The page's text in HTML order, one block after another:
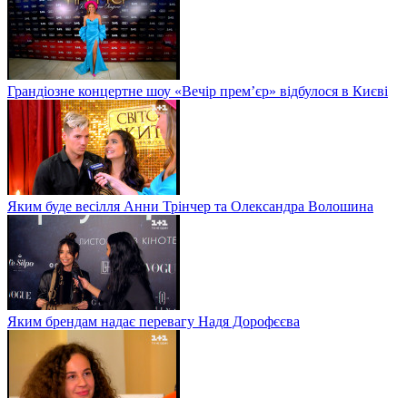
Грандіозне концертне шоу «Вечір прем’єр» відбулося в Києві
Яким буде весілля Анни Трінчер та Олександра Волошина
Яким брендам надає перевагу Надя Дорофєєва